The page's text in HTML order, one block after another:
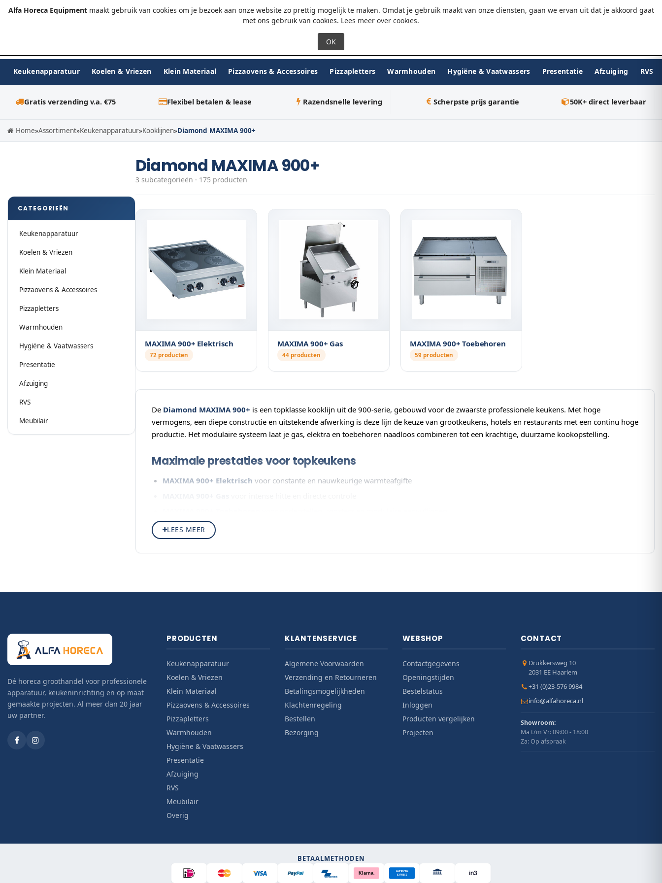
Alfa Horeca Equipmentmaakt gebruik van cookies om je bezoek aan onze website zo prettig mogelijk te maken. Omdat je gebruik maakt van onze diensten, gaan we ervan uit dat je akkoord gaat
met ons gebruik van cookies. Lees meer over cookies.
+31 (0)23-576 9984 info@alfahoreca.nl Ma-Vr 09:00 - 18:00 WhatsApp ★★★★★9.7/10WebwinkelKeur Gratis verzending v.a. €75
Keukenapparatuur Koelen & Vriezen Klein Materiaal Pizzaovens & Accessoires Pizzapletters Warmhouden Hygiëne & Vaatwassers Presentatie Afzuiging RVS
Gratis verzending v.a. €75 Flexibel betalen & lease Razendsnelle levering Scherpste prijs garantie 50K+ direct leverbaar
Home»Assortiment»Keukenapparatuur»Kooklijnen»Diamond MAXIMA 900+
CATEGORIEËN
Keukenapparatuur
Koelen & Vriezen
Klein Materiaal
Pizzaovens & Accessoires
Pizzapletters
Warmhouden
Hygiëne & Vaatwassers
Presentatie
Afzuiging
RVS
Meubilair
Diamond MAXIMA 900+
3 subcategorieën · 175 producten
MAXIMA 900+ Elektrisch
72 producten
MAXIMA 900+ Gas
44 producten
MAXIMA 900+ Toebehoren
59 producten
De Diamond MAXIMA 900+ is een topklasse kooklijn uit de 900-serie, gebouwd voor de zwaarste professionele keukens. Met hoge
vermogens, een diepe constructie en uitstekende afwerking is deze lijn de keuze van grootkeukens, hotels en restaurants met een continu hoge
productie. Het modulaire systeem laat je gas, elektra en toebehoren naadloos combineren tot een krachtige, duurzame kookopstelling.
Maximale prestaties voor topkeukens
MAXIMA 900+ Elektrisch voor constante en nauwkeurige warmteafgifte
Ontdek de volledige Diamond MAXIMA 900+ serie en bouw een kooklijn die jarenlang topprestaties levert. Onze specialisten denken graag
LEES MEER
Dé horeca groothandel voor professionele
apparatuur, keukeninrichting en op maat
gemaakte projecten. Al meer dan 20 jaar
uw partner.
PRODUCTEN
Keukenapparatuur
Koelen & Vriezen
Klein Materiaal
Pizzaovens & Accessoires
Pizzapletters
Warmhouden
Hygiëne & Vaatwassers
Presentatie
Afzuiging
RVS
Meubilair
Overig
KLANTENSERVICE
Algemene Voorwaarden
Verzending en Retourneren
Betalingsmogelijkheden
Klachtenregeling
Bestellen
Bezorging
WEBSHOP
Contactgegevens
Openingstijden
Bestelstatus
Inloggen
Producten vergelijken
Projecten
CONTACT
Drukkersweg 10
2031 EE Haarlem
+31 (0)23-576 9984
info@alfahoreca.nl
Showroom:
Ma t/m Vr: 09:00 - 18:00
Za: Op afspraak
BETAALMETHODEN
Bancontact
Klarna.
AMERICAN
EXPRESS
in3